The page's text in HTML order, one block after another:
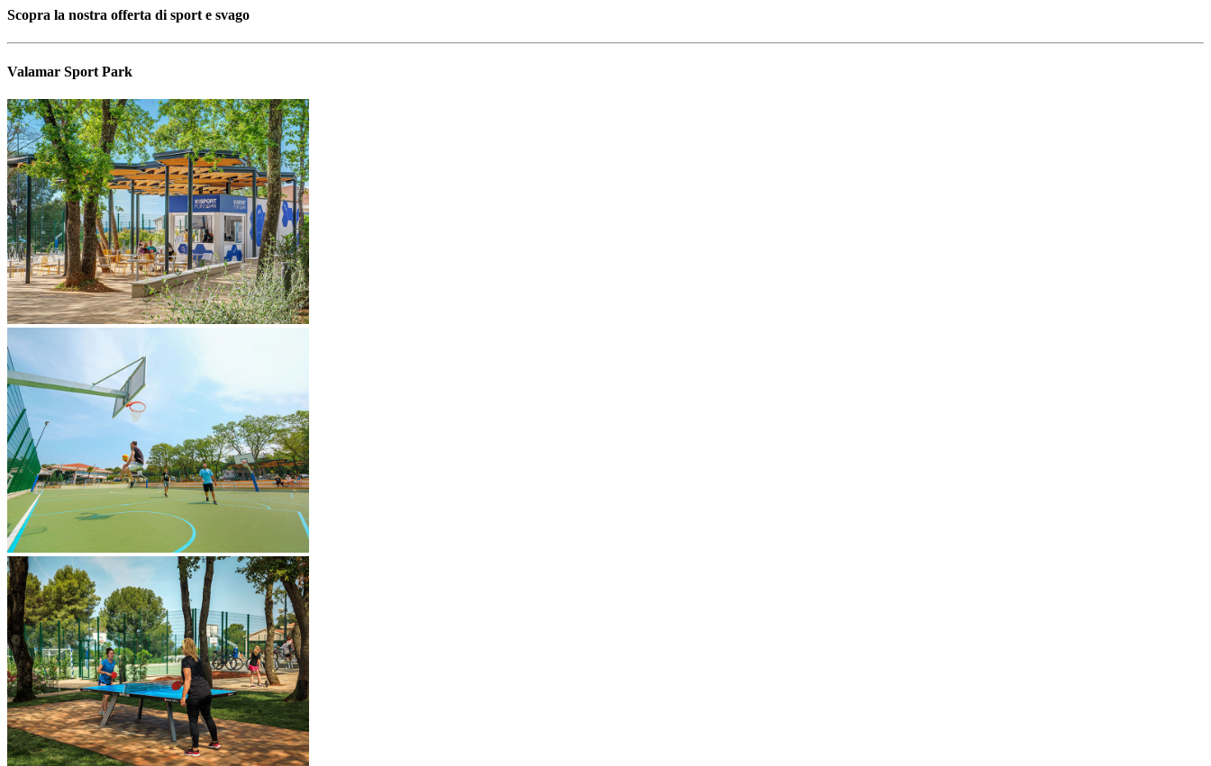
Scopra la nostra offerta di sport e svago
Valamar Sport Park